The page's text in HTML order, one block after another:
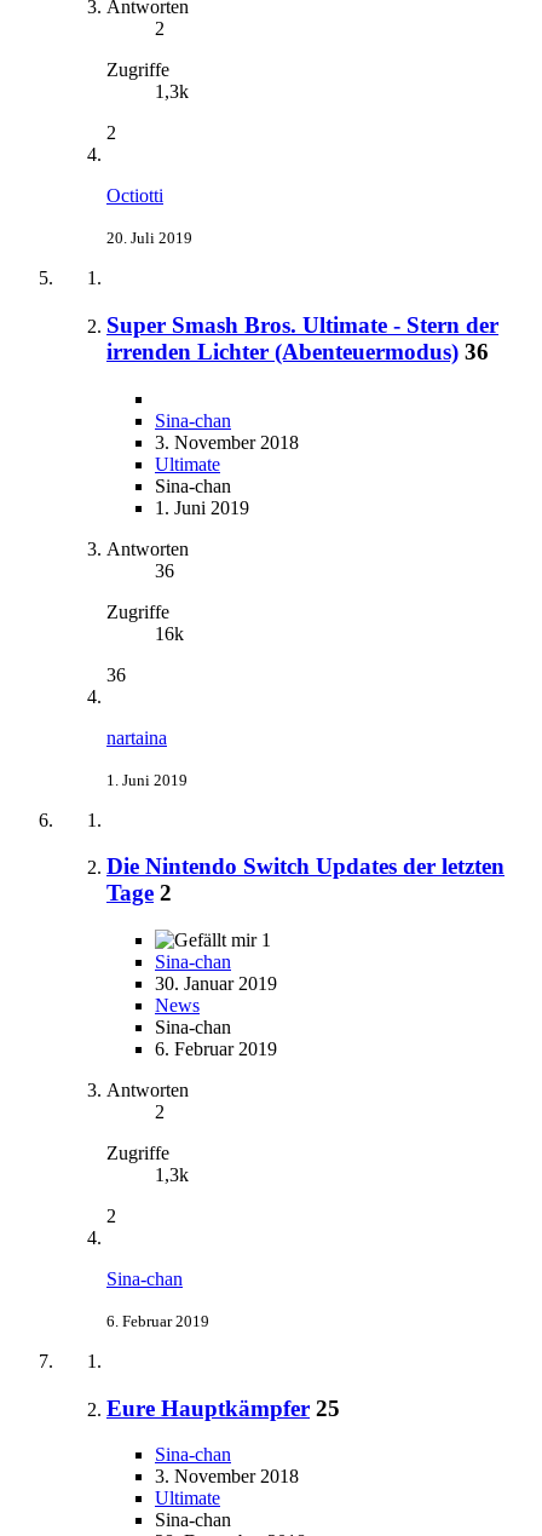
Antworten
2
Zugriffe
1,3k
2
Octiotti
20. Juli 2019
Super Smash Bros. Ultimate - Stern der
irrenden Lichter (Abenteuermodus) 36
Sina-chan
3. November 2018
Ultimate
Sina-chan
1. Juni 2019
Antworten
36
Zugriffe
16k
36
nartaina
1. Juni 2019
Die Nintendo Switch Updates der letzten
Tage 2
1
Sina-chan
30. Januar 2019
News
Sina-chan
6. Februar 2019
Antworten
2
Zugriffe
1,3k
2
Sina-chan
6. Februar 2019
Eure Hauptkämpfer 25
Sina-chan
3. November 2018
Ultimate
Sina-chan